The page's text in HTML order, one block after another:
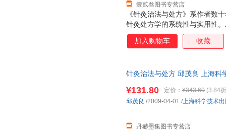
《针灸治法与处方》系作者数
针灸处方学的系统性与实用性
配穴等外，着重论述针灸治疗
血……减肥、美容等20法，引
力求理、法、方、穴之完整性
参考应用。
壹贰叁图书专营店
加入购物车 收藏
针灸治法与处方 邱茂良 上海科
¥131.80 定价： ¥343.60 (3.84
丹赫墨集图书专营店
邱茂良 /2009-04-01 /上海科学技术